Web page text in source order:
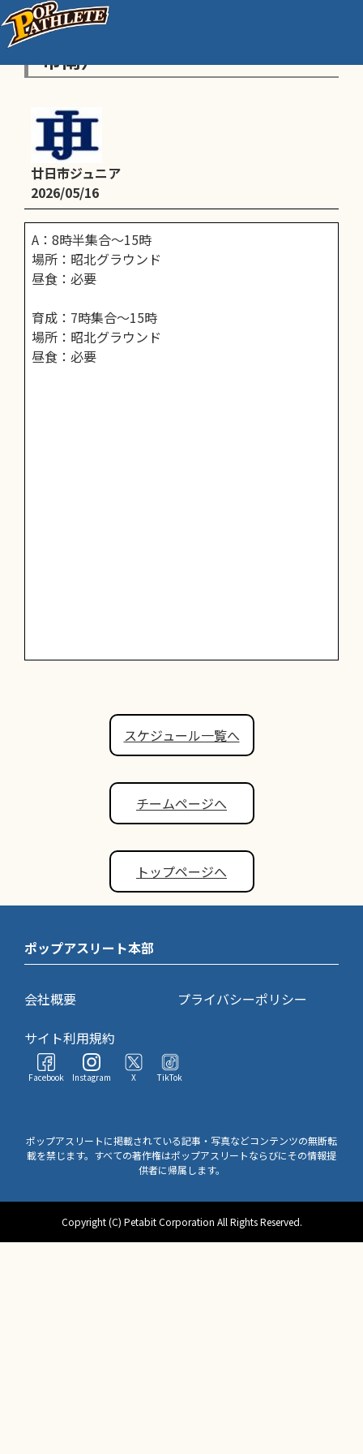
A：練習 育成：練習試合（五日
市南）
廿日市ジュニア
2026/05/16
A：8時半集合〜15時
場所：昭北グラウンド
昼食：必要
育成：7時集合〜15時
場所：昭北グラウンド
昼食：必要
スケジュール一覧へ
チームページへ
トップページへ
ポップアスリート本部
会社概要
プライバシーポリシー
サイト利用規約
Facebook Instagram X TikTok
ポップアスリートに掲載されている記事・写真などコンテンツの無断転
載を禁じます。すべての著作権はポップアスリートならびにその情報提
供者に帰属します。
Copyright (C) Petabit Corporation All Rights Reserved.